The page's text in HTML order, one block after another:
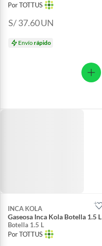
Por TOTTUS
S/ 37.60UN
Envíorápido
INCA KOLA
Gaseosa Inca Kola Botella 1.5 L
Botella 1.5 L
Por TOTTUS